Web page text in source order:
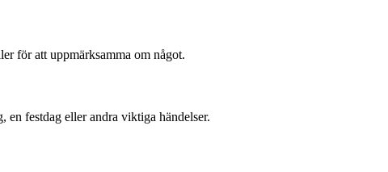
för att uppmärksamma om något.
festdag eller andra viktiga händelser.